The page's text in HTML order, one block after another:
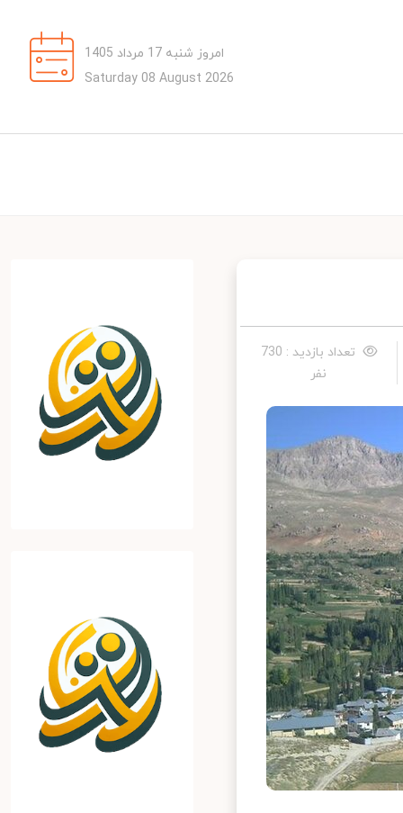
امروز شنبه 17 مرداد 1405
Saturday 08 August 2026
تعداد بازدید : 730
نفر